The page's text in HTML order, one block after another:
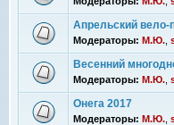
Апрельский вело-
Модераторы: М.Ю.
Весенний
Модераторы: М.Ю.
Онега 2017
Модераторы: М.Ю.